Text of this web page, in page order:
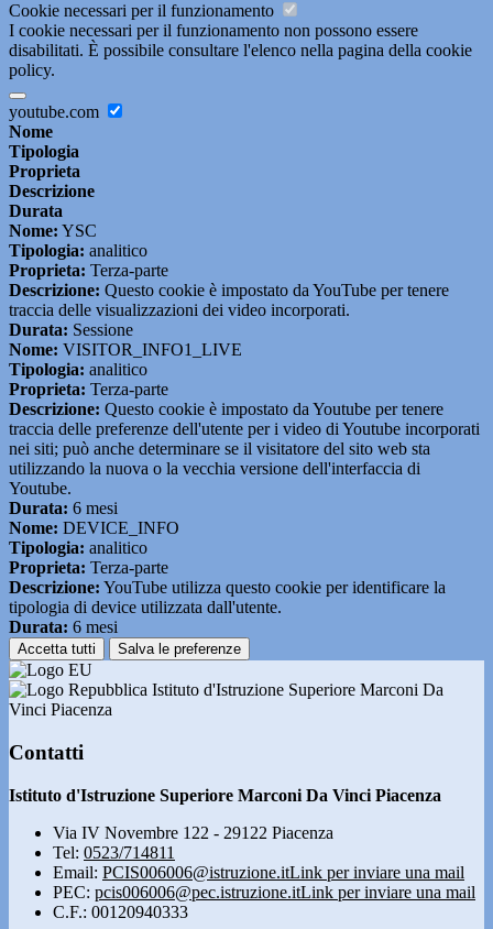
Cookie necessari per il funzionamento
I cookie necessari per il funzionamento non possono essere
disabilitati. È possibile consultare l'elenco nella pagina della cookie
policy.
youtube.com
Nome
Tipologia
Proprieta
Descrizione
Durata
Nome: YSC
Tipologia: analitico
Proprieta: Terza-parte
Descrizione: Questo cookie è impostato da YouTube per tenere
traccia delle visualizzazioni dei video incorporati.
Durata: Sessione
Nome: VISITOR_INFO1_LIVE
Tipologia: analitico
Proprieta: Terza-parte
Descrizione: Questo cookie è impostato da Youtube per tenere
traccia delle preferenze dell'utente per i video di Youtube incorporati
nei siti; può anche determinare se il visitatore del sito web sta
utilizzando la nuova o la vecchia versione dell'interfaccia di
Youtube.
Durata: 6 mesi
Nome: DEVICE_INFO
Tipologia: analitico
Proprieta: Terza-parte
Descrizione: YouTube utilizza questo cookie per identificare la
tipologia di device utilizzata dall'utente.
Durata: 6 mesi
Accetta tutti Salva le preferenze
Istituto d'Istruzione Superiore Marconi Da
Vinci Piacenza
Contatti
Istituto d'Istruzione Superiore Marconi Da Vinci Piacenza
Via IV Novembre 122 - 29122 Piacenza
Tel: 0523/714811
Email: PCIS006006@istruzione.itLink per inviare una mail
PEC: pcis006006@pec.istruzione.itLink per inviare una mail
C.F.: 00120940333